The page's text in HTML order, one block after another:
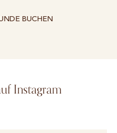
BUCHEN
Instagram